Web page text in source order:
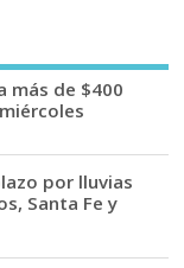
más de $400
por lluvias
Santa Fe y